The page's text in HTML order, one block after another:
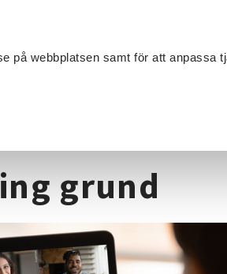
på webbplatsen samt för att anpassa
grund